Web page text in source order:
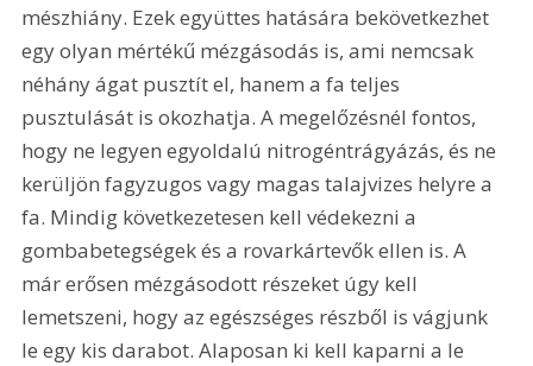
mészhiány. Ezek együttes hatására bekövetkezhet
egy olyan mértékű mézgásodás is, ami nemcsak
néhány ágat pusztít el, hanem a fa teljes
pusztulását is okozhatja. A megelőzésnél fontos,
hogy ne legyen egyoldalú nitrogéntrágyázás, és ne
kerüljön fagyzugos vagy magas talajvizes helyre a
fa. Mindig következetesen kell védekezni a
gombabetegségek és a rovarkártevők ellen is. A
már erősen mézgásodott részeket úgy kell
lemetszeni, hogy az egészséges részből is vágjunk
le egy kis darabot. Alaposan ki kell kaparni a le